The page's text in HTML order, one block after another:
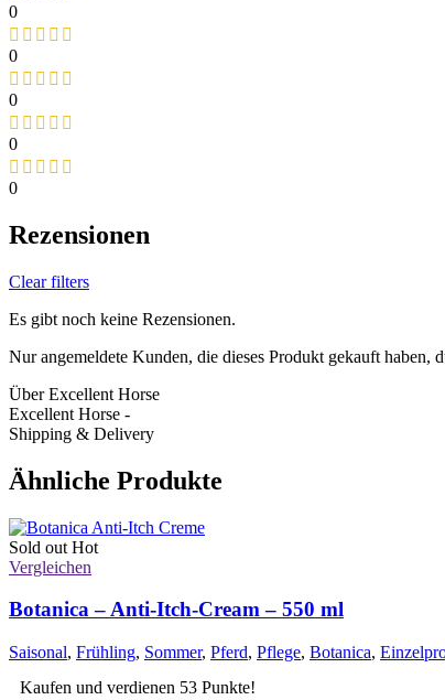
0
0
0
0
0
Rezensionen
Clear filters
Es gibt noch keine Rezensionen.
Nur angemeldete Kunden, die dieses Produkt gekauft haben,
Über Excellent Horse
Excellent Horse -
Shipping & Delivery
Ähnliche Produkte
Sold out Hot
Vergleichen
Botanica – Anti-Itch-Cream – 550 ml
Saisonal, Frühling, Sommer, Pferd, Pflege, Botanica,
Kaufen und verdienen 53 Punkte!